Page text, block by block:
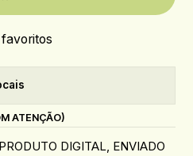
ATENÇÃO)
DIGITAL, ENVIADO